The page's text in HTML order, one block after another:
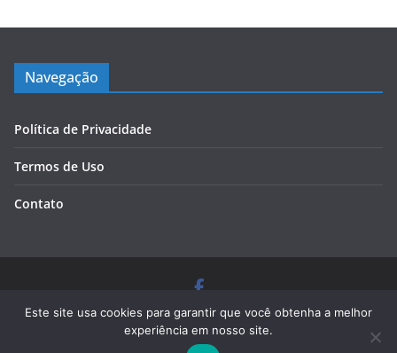
Navegação
Política de Privacidade
Termos de Uso
Contato
Copyright © 2026 Blog Cursos de Qualidade. Todos os
direitos reservados.
Este site usa cookies para garantir que você obtenha a melhor
experiência em nosso site.